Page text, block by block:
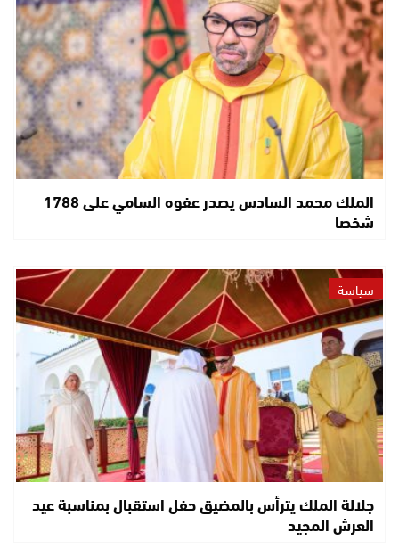
الملك محمد السادس يصدر عفوه السامي على 1788
شخصا
سياسة
جلالة الملك يترأس بالمضيق حفل استقبال بمناسبة عيد
العرش المجيد